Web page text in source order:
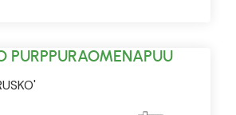
PURPPURAOMENAPUU